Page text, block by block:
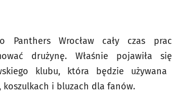
Panthers Wrocław cały czas
drużynę. Właśnie pojawiła
klubu, która będzie
i bluzach dla fanów.